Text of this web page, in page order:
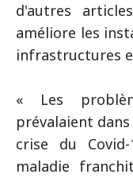
d'autres
améliore les
infrastructures
« Les
prévalaient
crise du
maladie